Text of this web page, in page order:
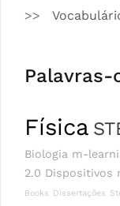
Palavras-
Física
Biologia m-
2.0 Dispositivos
Books Dissertações